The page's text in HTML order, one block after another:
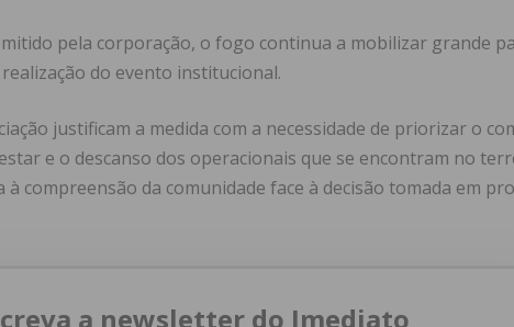
pela corporação, o fogo continua a mobilizar grande
do evento institucional.
justificam a medida com a necessidade de priorizar o
e o descanso dos operacionais que se encontram no
compreensão da comunidade face à decisão tomada em
a newsletter do Imediato